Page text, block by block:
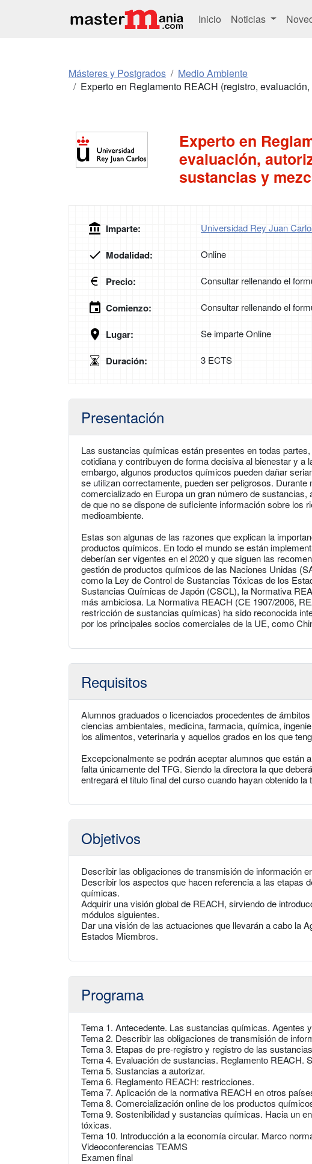
Inicio Noticias
Másteres y Postgrados
Medio Ambiente
Experto en Reglamento REACH (registro,
Experto en
evaluación,
sustancias y
Imparte: Universidad Rey Juan
Modalidad: Online
Precio: Consultar rellenando el
Comienzo: Consultar rellenando el
Lugar: Se imparte Online
Duración: 3 ECTS
Presentación
Las sustancias químicas están presentes en todas
cotidiana y contribuyen de forma decisiva al bienestar y a
embargo, algunos productos químicos pueden dañar
se utilizan correctamente, pueden ser peligrosos.
comercializado en Europa un gran número de
de que no se dispone de suficiente información sobre los
medioambiente.
Estas son algunas de las razones que explican la
productos químicos. En todo el mundo se están
deberían ser vigentes en el 2020 y que siguen las
gestión de productos químicos de las Naciones Unidas
como la Ley de Control de Sustancias Tóxicas de los
Sustancias Químicas de Japón (CSCL), la Normativa
más ambiciosa. La Normativa REACH (CE 1907/2006,
restricción de sustancias químicas) ha sido reconocida
por los principales socios comerciales de la UE, como
Requisitos
Alumnos graduados o licenciados procedentes de
ciencias ambientales, medicina, farmacia, química,
los alimentos, veterinaria y aquellos grados en los que
Excepcionalmente se podrán aceptar alumnos que están
falta únicamente del TFG. Siendo la directora la que
entregará el titulo final del curso cuando hayan obtenido la
Objetivos
Describir las obligaciones de transmisión de información
Describir los aspectos que hacen referencia a las etapas
químicas.
Adquirir una visión global de REACH, sirviendo de
módulos siguientes.
Dar una visión de las actuaciones que llevarán a cabo la
Estados Miembros.
Programa
Tema 1. Antecedente. Las sustancias químicas. Agentes
Tema 2. Describir las obligaciones de transmisión de
Tema 3. Etapas de pre-registro y registro de las
Tema 4. Evaluación de sustancias. Reglamento REACH.
Tema 5. Sustancias a autorizar.
Tema 6. Reglamento REACH: restricciones.
Tema 7. Aplicación de la normativa REACH en otros
Tema 8. Comercialización online de los productos
Tema 9. Sostenibilidad y sustancias químicas. Hacia un
tóxicas.
Tema 10. Introducción a la economía circular. Marco
Videoconferencias TEAMS
Examen final